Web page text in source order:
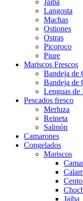
Jaiba
Langosta
Machas
Ostiones
Ostras
Picoroco
Piure
Mariscos Frescos
Bandeja de
Bandeja de
Lenguas de
Pescados fresco
Merluza
Reineta
Salmón
Camarones
Congelados
Mariscos
Jaiba